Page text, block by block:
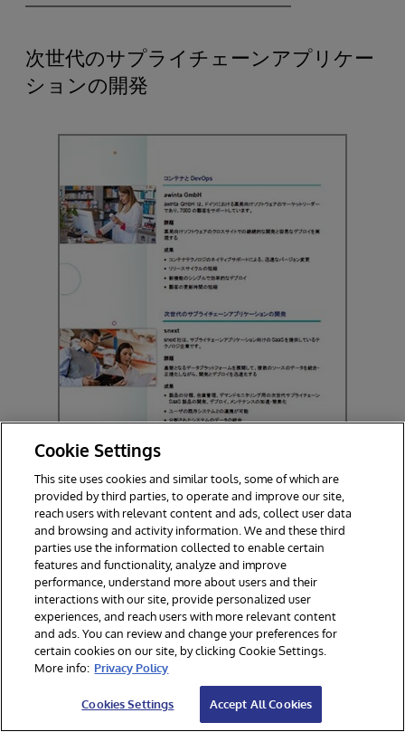
次世代のサプライチェーンアプリケー
ションの開発
成功事例を読む
snext
snext社は、サプライチェーンアプリケーション
向けのSaaSを提供しているテクノロジ企業で
す。
Cookie Settings
This site uses cookies and similar tools, some of which are
provided by third parties, to operate and improve our site,
reach users with relevant content and ads, collect user data
and browsing and activity information. We and these third
parties use the information collected to enable certain
features and functionality, analyze and improve
performance, understand more about users and their
interactions with our site, provide personalized user
experiences, and reach users with more relevant content
and ads. You can review and change your preferences for
certain cookies on our site, by clicking Cookie Settings.
More info: Privacy Policy
Cookies Settings Accept All Cookies